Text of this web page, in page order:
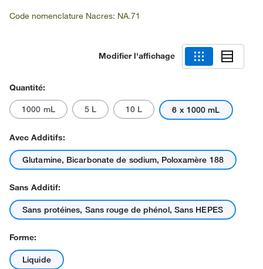
Code nomenclature Nacres: NA.71
Modifier l'affichage
Quantité:
1000 mL 5 L 10 L 6 x 1000 mL
Avec Additifs:
Glutamine, Bicarbonate de sodium, Poloxamère 188
Sans Additif:
Sans protéines, Sans rouge de phénol, Sans HEPES
Forme:
Liquide